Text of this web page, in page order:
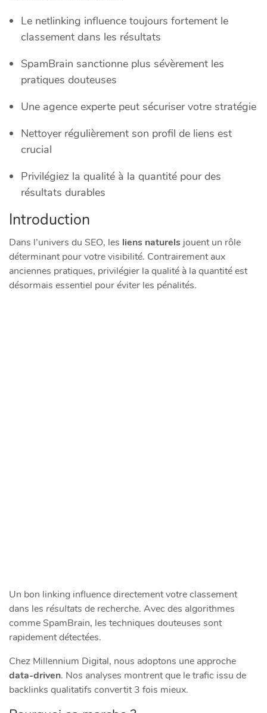
Le netlinking influence toujours fortement le
classement dans les résultats
SpamBrain sanctionne plus sévèrement les
pratiques douteuses
Une agence experte peut sécuriser votre stratégie
Nettoyer régulièrement son profil de liens est
crucial
Privilégiez la qualité à la quantité pour des
résultats durables
Introduction
Dans l’univers du SEO, les liens naturelsjouent un rôle
déterminant pour votre visibilité. Contrairement aux
anciennes pratiques, privilégier la qualité à la quantité est
désormais essentiel pour éviter les pénalités.
Un bon linking influence directement votre classement
dans les résultats de recherche. Avec des algorithmes
comme SpamBrain, les techniques douteuses sont
rapidement détectées.
Chez Millennium Digital, nous adoptons une approche
data-driven. Nos analyses montrent que le trafic issu de
backlinks qualitatifs convertit 3 fois mieux.